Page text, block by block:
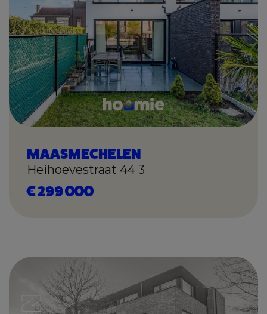
€ 299 000
MAASMECHELEN
Heihoevestraat 44 3